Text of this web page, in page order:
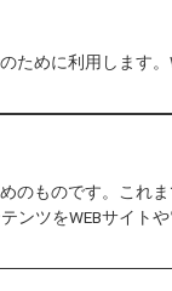
約検索画面
ラス」へ変
ために利用します。
のものです。これ
ンツをWEBサイト